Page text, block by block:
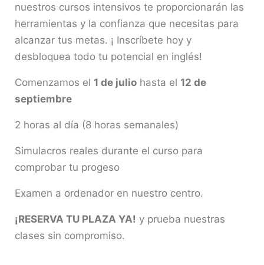
nuestros cursos intensivos te proporcionarán las
herramientas y la confianza que necesitas para
alcanzar tus metas. ¡ Inscríbete hoy y
desbloquea todo tu potencial en inglés!
Comenzamos el 1 de julio hasta el 12 de
septiembre
2 horas al día (8 horas semanales)
Simulacros reales durante el curso para
comprobar tu progeso
Examen a ordenador en nuestro centro.
¡RESERVA TU PLAZA YA! y prueba nuestras
clases sin compromiso.